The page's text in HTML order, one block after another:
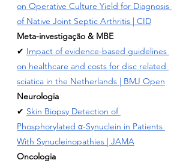
on Operative Culture Yield for Diagnosis
of Native Joint Septic Arthritis | CID
Meta-investigação & MBE
✔ Impact of evidence-based guidelines
on healthcare and costs for disc related
sciatica in the Netherlands | BMJ Open
Neurologia
✔ Skin Biopsy Detection of
Phosphorylated α-Synuclein in Patients
With Synucleinopathies | JAMA
Oncologia